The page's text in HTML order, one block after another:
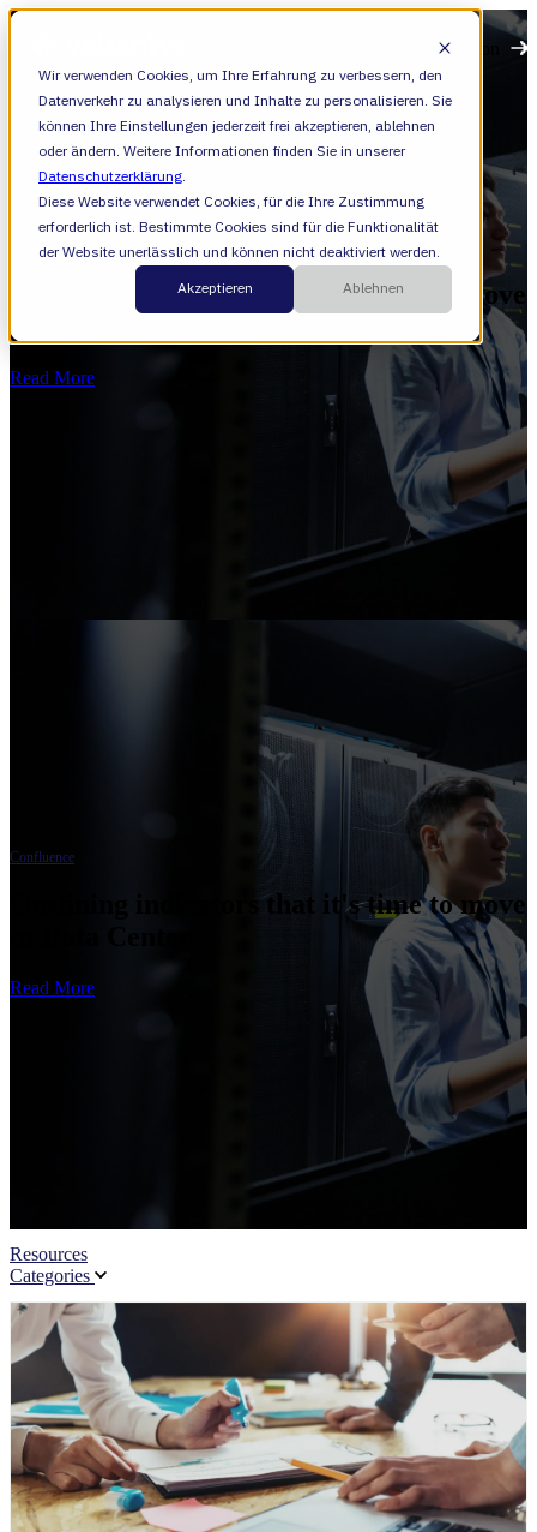
Wir verwenden Cookies, um Ihre Erfahrung zu verbessern, den
Datenverkehr zu analysieren und Inhalte zu personalisieren. Sie
können Ihre Einstellungen jederzeit frei akzeptieren, ablehnen
oder ändern. Weitere Informationen finden Sie in unserer
Datenschutzerklärung.
Diese Website verwendet Cookies, für die Ihre Zustimmung
erforderlich ist. Bestimmte Cookies sind für die Funktionalität
der Website unerlässlich und können nicht deaktiviert werden.
Akzeptieren
Ablehnen
Open main navigation
Confluence
Outlining indicators that it's time to move
to Data Center
Read More
Confluence
Outlining indicators that it's time to move
Read More
Resources
Categories